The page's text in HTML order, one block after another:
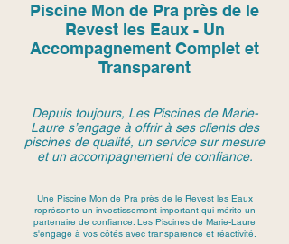
Piscine Mon de Pra près de le
Revest les Eaux - Un
Accompagnement Complet et
Transparent
Depuis toujours, Les Piscines de Marie-
Laure s’engage à offrir à ses clients des
piscines de qualité, un service sur mesure
et un accompagnement de confiance.
Une Piscine Mon de Pra près de le Revest les Eaux
représente un investissement important qui mérite un
partenaire de confiance. Les Piscines de Marie-Laure
s'engage à vos côtés avec transparence et réactivité.